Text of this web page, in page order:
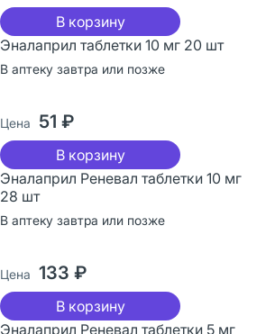
В корзину
Эналаприл таблетки 10 мг 20 шт
В аптеку завтра или позже
Цена 51 ₽
В корзину
Эналаприл Реневал таблетки 10 мг
28 шт
В аптеку завтра или позже
Цена 133 ₽
В корзину
Эналаприл Реневал таблетки 5 мг